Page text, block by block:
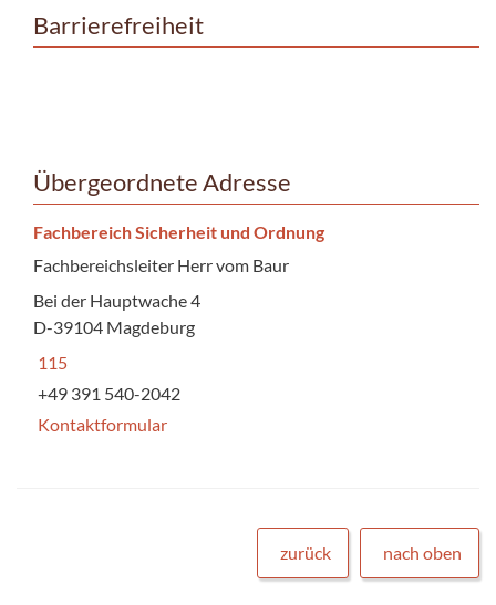
Barrierefreiheit
Übergeordnete Adresse
Fachbereich Sicherheit und Ordnung
Fachbereichsleiter Herr vom Baur
Bei der Hauptwache 4
D-39104 Magdeburg
115
+49 391 540-2042
Kontaktformular
zurück nach oben